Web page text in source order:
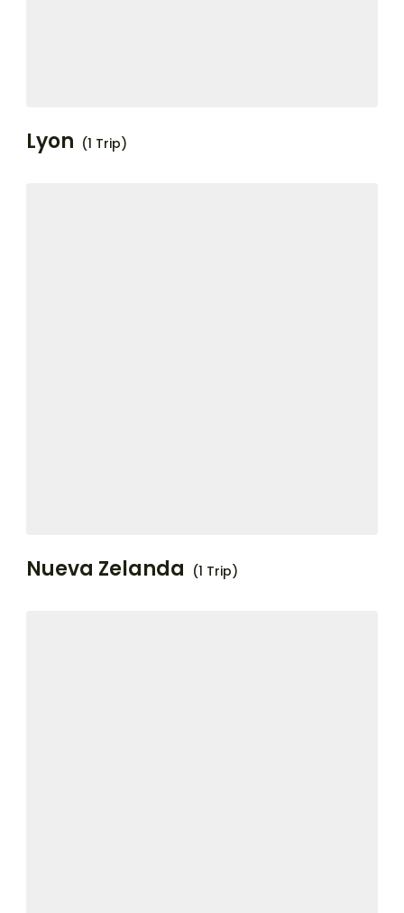
Lyon (1 Trip)
Nueva Zelanda (1 Trip)